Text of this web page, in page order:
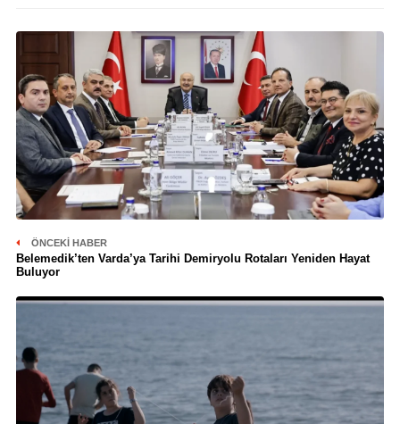
ÖNCEKI HABER
Belemedik’ten Varda’ya Tarihi Demiryolu Rotaları Yeniden Hayat
Buluyor